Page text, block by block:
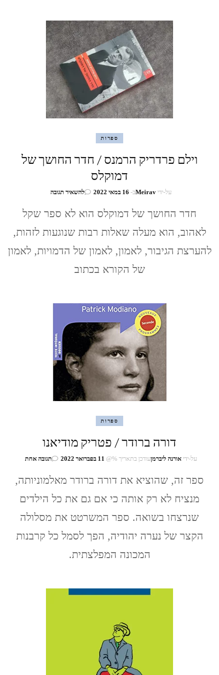
ספרות
וילם פרדריק הרמנס / חדר החושך של
דמוקלס
על-ידי Meiravב- 16 במאי 2022 להשאיר תגובהבנושא
פרדריק
/
החושך
חדר החושך של דמוקלס הוא לא ספר שקל
לאהוב, הוא מעלה שאלות רבות שנוגעות לזהות,
להערצת הגיבור, לאמון, לאמון של הדמויות, לאמון
של הקורא בכתוב
ספרות
דורה ברודר / פטריק מודיאנו
על-ידי אורנה ליברמןעודכן בתאריך %@ 11 בפברואר 2022 תגובה אחתעל
ברודר
פטריק
ספר זה, שהוציא את דורה ברודר מאלמוניותה,
מנציח לא רק אותה כי אם גם את כל הילדים
שנרצחו בשואה. ספר המשרטט את מסלולה
הקצר של נערה יהודיה, הפך לסמל כל קרבנות
המכונה המפלצתית.